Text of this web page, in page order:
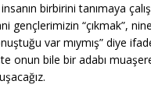
birbirini tanımaya
gençlerimizin “çıkmak”,
var mıymış” diye
onun bile bir adabı